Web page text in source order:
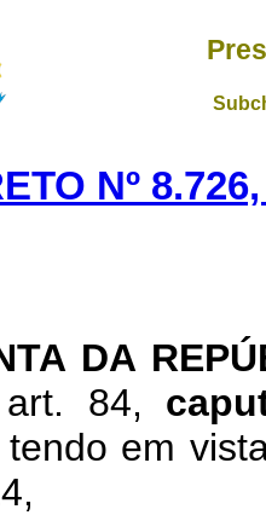
Nº
DA
84,
em